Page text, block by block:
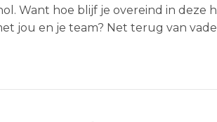
Want hoe blijf je overeind in deze
jou en je team? Net terug van